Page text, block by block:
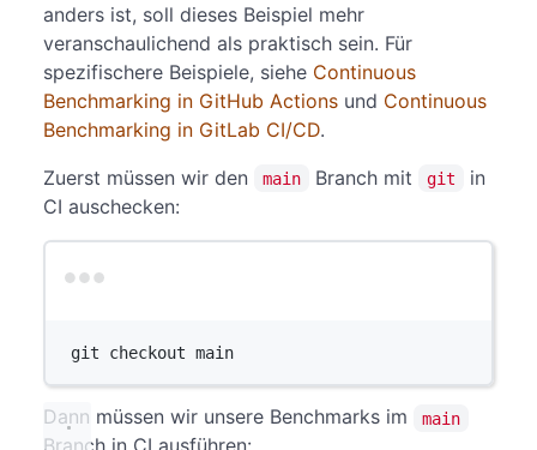
anders ist, soll dieses Beispiel mehr
veranschaulichend als praktisch sein. Für
spezifischere Beispiele, siehe Continuous
Benchmarking in GitHub Actions und Continuous
Benchmarking in GitLab CI/CD.
Zuerst müssen wir den
main Branch mit git
in
CI auschecken:
git checkout main
Dann müssen wir unsere Benchmarks im main